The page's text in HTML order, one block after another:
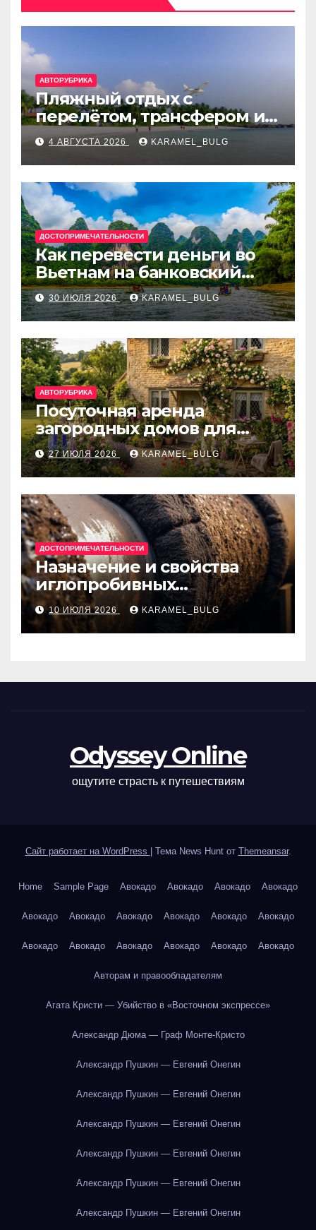
АВТОРУБРИКА
Пляжный отдых с
перелётом, трансфером и
отелем на Мальдивах, в
Турции, Греции, Таиланде
и Европе
4 АВГУСТА 2026 KARAMEL_BULG
ДОСТОПРИМЕЧАТЕЛЬНОСТИ
Как перевести деньги во
Вьетнам на банковский
счёт: VietcomBank, BIDV,
Techcombank и другие
банки
30 ИЮЛЯ 2026 KARAMEL_BULG
АВТОРУБРИКА
Посуточная аренда
загородных домов для
отдыха
27 ИЮЛЯ 2026 KARAMEL_BULG
ДОСТОПРИМЕЧАТЕЛЬНОСТИ
Назначение и свойства
иглопробивных
базальтовых огнеупорных
матов
10 ИЮЛЯ 2026 KARAMEL_BULG
Odyssey Online
ощутите страсть к путешествиям
Сайт работает на WordPress Тема News Hunt от Themeansar.
Home Sample Page Авокадо Авокадо Авокадо Авокадо
Авокадо Авокадо Авокадо Авокадо Авокадо Авокадо
Авокадо Авокадо Авокадо Авокадо Авокадо Авокадо
Авторам и правообладателям
Агата Кристи — Убийство в «Восточном экспрессе»
Александр Дюма — Граф Монте-Кристо
Александр Пушкин — Евгений Онегин
Александр Пушкин — Евгений Онегин
Александр Пушкин — Евгений Онегин
Александр Пушкин — Евгений Онегин
Александр Пушкин — Евгений Онегин
Александр Пушкин — Евгений Онегин